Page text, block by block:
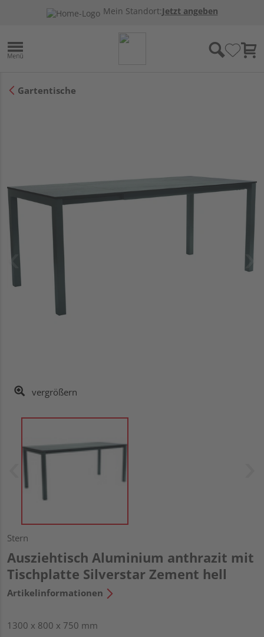
Mein Standort:Jetzt angeben
Gartentische
vergrößern
Stern
Ausziehtisch Aluminium anthrazit mit
Tischplatte Silverstar Zement hell
Artikelinformationen
1300 x 800 x 750 mm